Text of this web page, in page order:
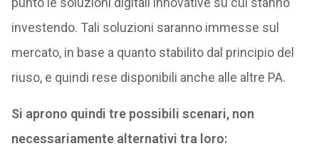
investendo. Tali soluzioni saranno immesse sul
mercato, in base a quanto stabilito dal principio del
riuso, e quindi rese disponibili anche alle altre PA.
Si aprono quindi tre possibili scenari, non
necessariamente alternativi tra loro: